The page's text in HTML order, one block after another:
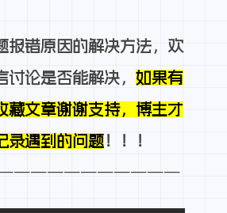
报错原因的解决方法，欢
讨论是否能解决， 如果有
藏文章谢谢支持，博主才
录遇到的问题！！！